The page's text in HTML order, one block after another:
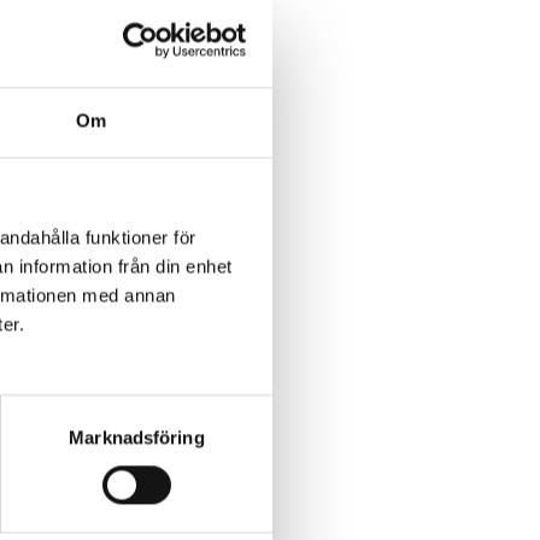
Om
funktioner för
information från din enhet
med annan
Marknadsföring
sig